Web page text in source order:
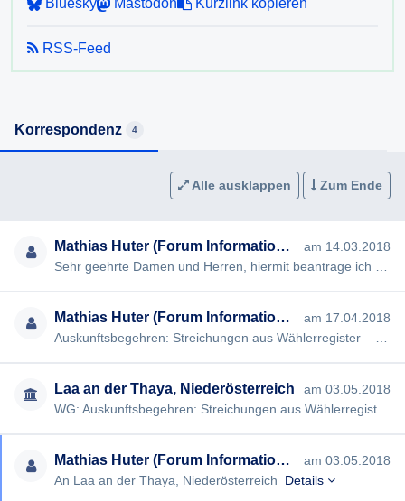
Landtagswahlordnung trafen bei der Gemeinde ein? Wie
vielen dieser Anträge wurde stattgegeben?
AuskunftsG die Auskunft möglichst rasch, spätestens aber
Auskunftsersuchens erteilt werden muss. Kann die Auskunft
Auskunftsersuchen innerhalb dieser Frist nicht entsprochen,
so ist dies in der Information zu begründen.
Für den Fall, dass Sie die begehrte Auskunft nicht oder
beantrage ich bereits jetzt die Ausstellung eines negativen
Bescheides gem § 6 NÖ AuskunftsG.
Bluesky
Mastodon Kurzlink kopieren
RSS-Feed
Korrespondenz 4
Alle ausklappen Zum Ende
Mathias Huter (Forum Informationsfreiheit)
am 14.03.2018
Mathias Huter (Forum Informationsfreiheit)
am 17.04.2018
Laa an der Thaya, Niederösterreich
am 03.05.2018
Mathias Huter (Forum Informationsfreiheit)
am 03.05.2018
An Laa an der Thaya, Niederösterreich
Details